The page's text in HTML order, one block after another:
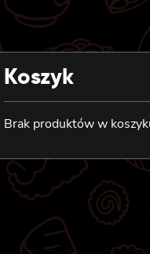
Koszyk
Brak produktów w